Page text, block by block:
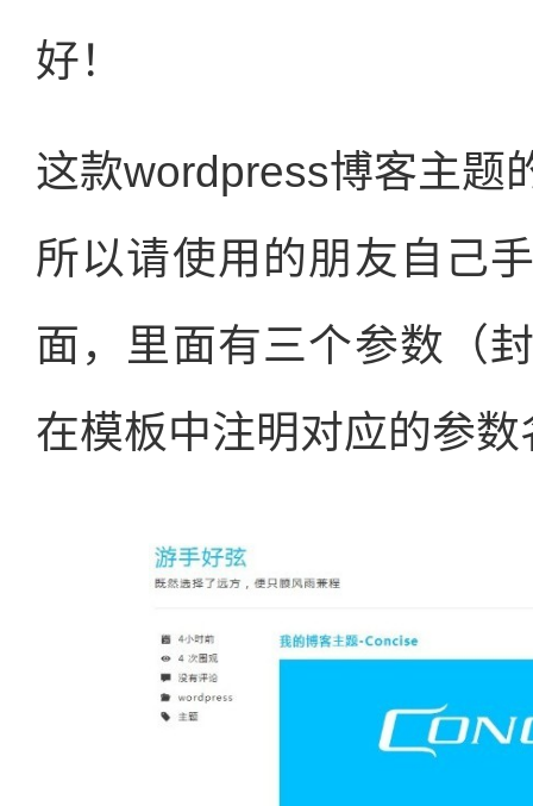
好！
这款wordpress博客主题
所以请使用的朋友自己
面，里面有三个参数（
在模板中注明对应的参数